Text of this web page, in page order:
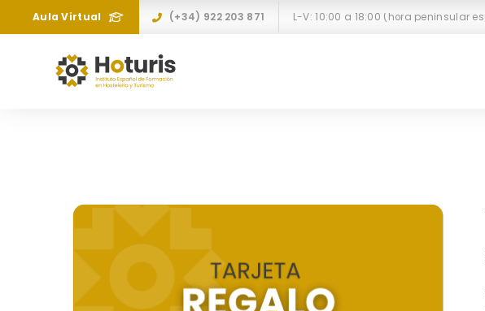
Aula Virtual (+34) 922 203 871